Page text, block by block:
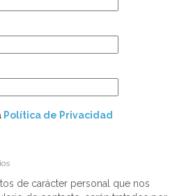
Política de Privacidad
de carácter personal que nos